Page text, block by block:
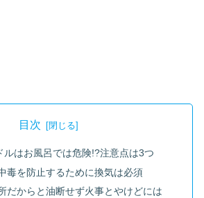
目次
ルはお風呂では危険!?注意点は3つ
毒を防止するために換気は必須
だからと油断せず火事とやけどには